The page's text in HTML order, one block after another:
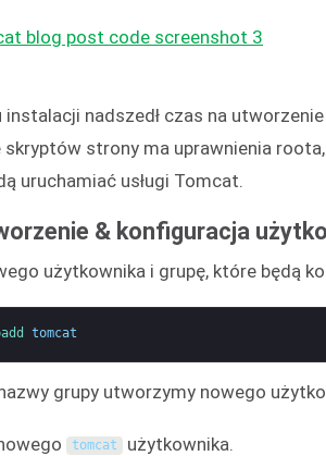
instalacji nadszedł czas na
strony ma uprawnienia
uruchamiać usługi Tomcat.
& konfiguracja
użytkownika i grupę, które będą
tomcat
grupy utworzymy nowego
tomcat użytkownika.